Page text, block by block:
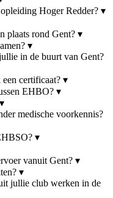
Hoger Redder? ▾
plaats rond Gent? ▾
▾
in de buurt van Gent?
certificaat? ▾
EHBO? ▾
▾
medische voorkennis?
▾
vanuit Gent? ▾
▾
jullie club werken in de